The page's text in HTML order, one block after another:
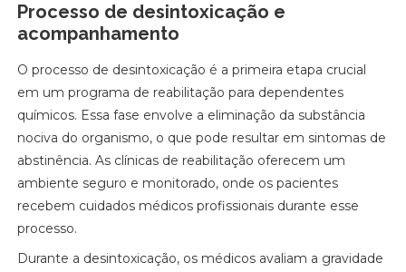
Processo de desintoxicação e
acompanhamento
O processo de desintoxicação é a primeira etapa crucial
em um programa de reabilitação para dependentes
químicos. Essa fase envolve a eliminação da substância
nociva do organismo, o que pode resultar em sintomas de
abstinência. As clínicas de reabilitação oferecem um
ambiente seguro e monitorado, onde os pacientes
recebem cuidados médicos profissionais durante esse
processo.
Durante a desintoxicação, os médicos avaliam a gravidade